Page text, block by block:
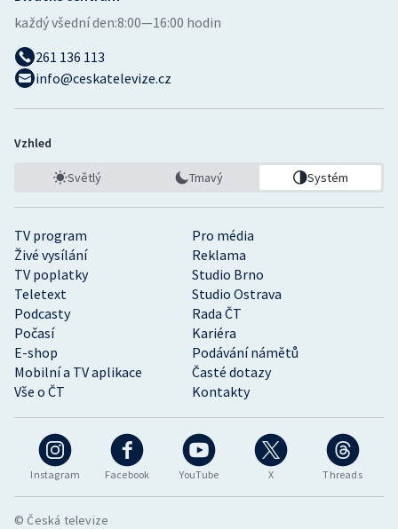
Instagram Facebook YouTube X Threads
TV program
Pro média
Živé vysílání
Reklama
TV poplatky
Studio Brno
Teletext
Studio Ostrava
Podcasty
Rada ČT
Počasí
Kariéra
E-shop
Podávání námětů
Mobilní a TV aplikace
Časté dotazy
Vše o ČT
Kontakty
každý všední den:8:00—16:00 hodin
261 136 113
info@ceskatelevize.cz
Vzhled
Světlý Tmavý Systém
© Česká televize